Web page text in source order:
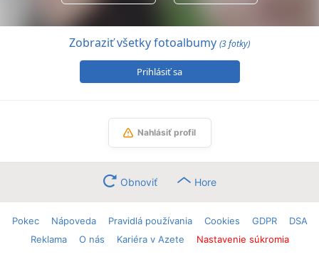
Zobraziť všetky fotoalbumy (3 fotky)
Prihlásiť sa
Nahlásiť profil
Obnoviť Hore
Pokec Nápoveda Pravidlá používania Cookies GDPR
DSA
Reklama
O nás Kariéra v Azete Nastavenie súkromia